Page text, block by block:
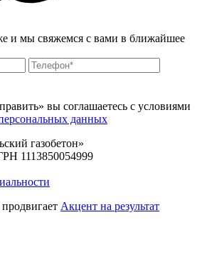
и мы свяжемся с вами в ближайшее
вы соглашаетесь с условиями
данных
газобетон»
1113850054999
Акцент на результат